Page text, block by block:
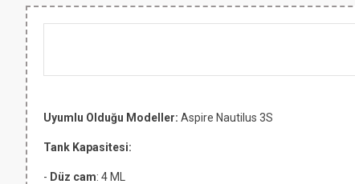
Uyumlu Olduğu Modeller: Aspire Nautilus 3S
Tank Kapasitesi:
- Düz cam: 4 ML